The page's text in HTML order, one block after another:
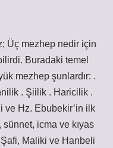
Üç mezhep nedir için
Buradaki temel
mezhep şunlardır: .
. Şiilik . Haricilik .
ve Hz. Ebubekir’in ilk
sünnet, icma ve kıyas
Maliki ve Hanbeli